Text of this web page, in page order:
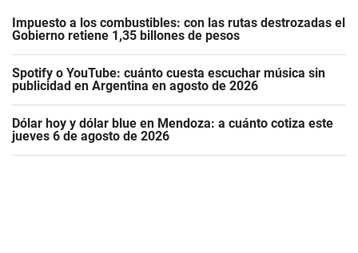
Impuesto a los combustibles: con las rutas destrozadas el
Gobierno retiene 1,35 billones de pesos
Spotify o YouTube: cuánto cuesta escuchar música sin
publicidad en Argentina en agosto de 2026
Dólar hoy y dólar blue en Mendoza: a cuánto cotiza este
jueves 6 de agosto de 2026